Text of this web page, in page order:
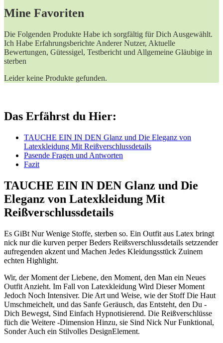
Mine ⁤Favoriten
Die Folgenden Produkte Habe⁤ ich ⁣sorgfältig‌ für Dich Ausgewählt.‍
Ich Habe Erfahrungsberichte Anderer ‌Nutzer, Aktuelle
Bewertungen, Gütessigel, Testbericht⁢ und Allgemeine Gläubige in
sterben
Leider keine Produkte gefunden.
Das Erfährst du Hier:
TAUCHE EIN ⁢IN DEN Glanz und ‍Die Eleganz​ von
Latexkleidung Mit Reißverschlussdetails
Pasende ‍Fragen und Antworten
Fazit
TAUCHE EIN‍ IN ⁣DEN Glanz und Die
Eleganz von Latexkleidung Mit
Reißverschlussdetails
Es GiBt Nur‍ Wenige Stoffe, sterben so. Ein Outfit ⁤aus Latex ‍bringt
‌nick nur die⁣ kurven perper Beders Reißsverschlussdetails ​setzzender‌
aufregenden akzent und Machen Jedes Kleidungsstück Zuinem⁢
echten Highlight.
Wir,⁢ der Moment der Liebene, den Moment, den Man ein ⁤Neues
⁢Outfit Anzieht. Im ‌Fall⁢ von ‌Latexkleidung Wird Dieser Moment‌
Jedoch Noch Intensiver. Die Art und Weise, wie der Stoff Die Haut
Umschmeichelt,⁣ und das Sanfe Geräusch, das Entsteht, den Du -
Dich ⁣Bewegst, Sind‍ Einfach Hypnotisierend. Die Reißverschlüsse
füch die Weitere -Dimension Hinzu,‌ sie Sind Nick Nur​ Funktional,⁤
Sonder Auch ein Stilvolles DesignElement.